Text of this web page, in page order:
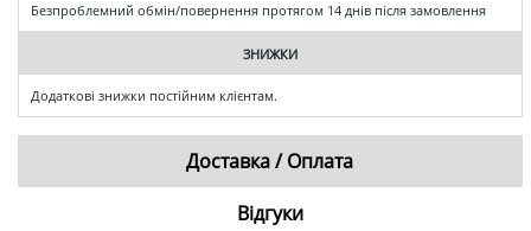
Безпроблемний обмін/повернення протягом 14 днів після замовлення
ЗНИЖКИ
Додаткові знижки постійним клієнтам.
Доставка / Оплата
Відгуки